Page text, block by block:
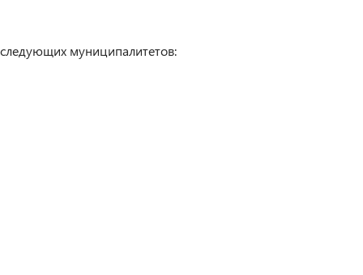
муниципалитетов: